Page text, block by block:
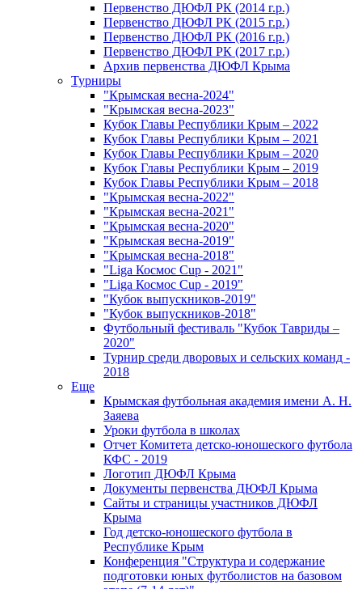
Первенство ДЮФЛ РК (2014 г.р.)
Первенство ДЮФЛ РК (2015 г.р.)
Первенство ДЮФЛ РК (2016 г.р.)
Первенство ДЮФЛ РК (2017 г.р.)
Архив первенства ДЮФЛ Крыма
Турниры
"Крымская весна-2024"
"Крымская весна-2023"
Кубок Главы Республики Крым – 2022
Кубок Главы Республики Крым – 2021
Кубок Главы Республики Крым – 2020
Кубок Главы Республики Крым – 2019
Кубок Главы Республики Крым – 2018
"Крымская весна-2022"
"Крымская весна-2021"
"Крымская весна-2020"
"Крымская весна-2019"
"Крымская весна-2018"
"Liga Космос Cup - 2021"
"Liga Космос Cup - 2019"
"Кубок выпускников-2019"
"Кубок выпускников-2018"
Футбольный фестиваль "Кубок Тавриды –
2020"
Турнир среди дворовых и сельских команд -
2018
Еще
Крымская футбольная академия имени А. Н.
Заяева
Уроки футбола в школах
Отчет Комитета детско-юношеского футбола
КФС - 2019
Логотип ДЮФЛ Крыма
Документы первенства ДЮФЛ Крыма
Сайты и страницы участников ДЮФЛ
Крыма
Год детско-юношеского футбола в
Республике Крым
Конференция "Структура и содержание
подготовки юных футболистов на базовом